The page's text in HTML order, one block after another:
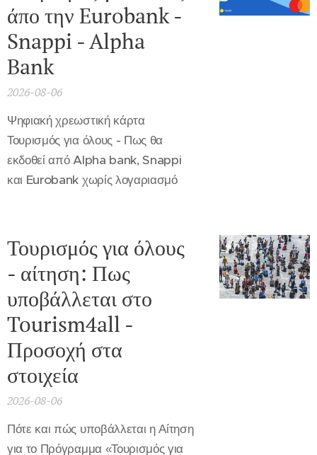
άπο την Eurobank -
Snappi - Alpha
Bank
2026-08-06
Ψηφιακή χρεωστική κάρτα
Τουρισμός για όλους - Πως θα
εκδοθεί από Alpha bank, Snappi
και Eurobank χωρίς λογαριασμό
Τουρισμός για όλους
- αίτηση: Πως
υποβάλλεται στο
Tourism4all -
Προσοχή στα
στοιχεία
2026-08-06
Πότε και πώς υποβάλλεται η Αίτηση
για το Πρόγραμμα «Τουρισμός για